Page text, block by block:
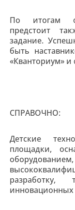
По итогам
предстоит
задание.
быть
«Кванториум» и
СПРАВОЧНО:
Детские
площадки,
разработку,
инновационных